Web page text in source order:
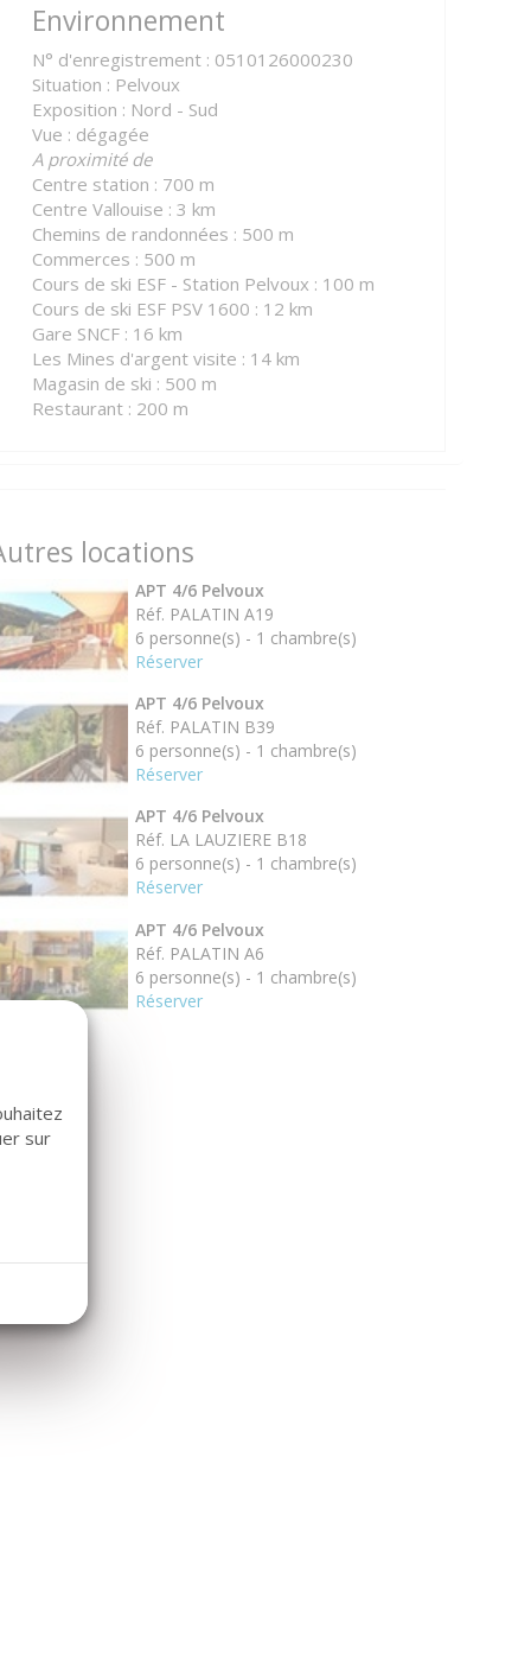
Environnement
N° d'enregistrement : 0510126000230
Situation : Pelvoux
Exposition : Nord - Sud
Vue : dégagée
A proximité de
Centre station : 700 m
Centre Vallouise : 3 km
Chemins de randonnées : 500 m
Commerces : 500 m
Cours de ski ESF - Station Pelvoux : 100 m
Cours de ski ESF PSV 1600 : 12 km
Gare SNCF : 16 km
Les Mines d'argent visite : 14 km
Magasin de ski : 500 m
Restaurant : 200 m
locations
APT 4/6 Pelvoux
Réf. PALATIN A19
6 personne(s) - 1 chambre(s)
Réserver
APT 4/6 Pelvoux
Réf. PALATIN B39
6 personne(s) - 1 chambre(s)
Réserver
APT 4/6 Pelvoux
Réf. LA LAUZIERE B18
6 personne(s) - 1 chambre(s)
Réserver
APT 4/6 Pelvoux
Réf. PALATIN A6
6 personne(s) - 1 chambre(s)
Réserver
sur